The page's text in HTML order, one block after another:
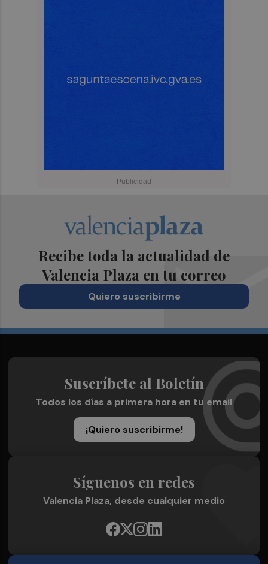
Recibe toda la actualidad de
Valencia Plaza en tu correo
Quiero suscribirme
Suscríbete al Boletín
Todos los días a primera hora en tu email
¡Quiero suscribirme!
Síguenos en redes
Valencia Plaza, desde cualquier medio